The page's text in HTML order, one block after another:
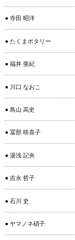
● 寺田 昭洋
● たくまポタリー
● 福井 亜紀
● 川口 なおこ
● 鳥山 高史
● 冨部 咲喜子
● 湯浅 記央
● 吉永 哲子
● 石川 史
● ヤマノネ硝子